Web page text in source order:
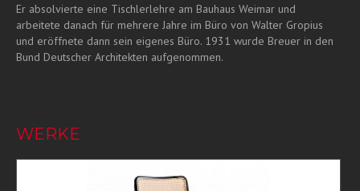
Er absolvierte eine Tischlerlehre am Bauhaus Weimar und
arbeitete danach für mehrere Jahre im Büro von Walter Gropius
und eröffnete dann sein eigenes Büro. 1931 wurde Breuer in den
Bund Deutscher Architekten aufgenommen.
WERKE